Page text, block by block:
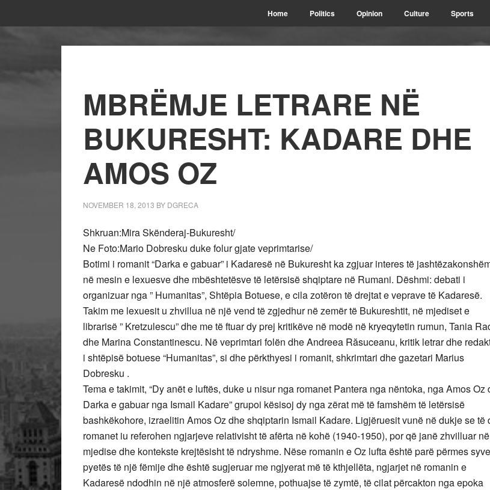
Home Politics Opinion Culture Sports
MBRËMJE LETRARE NË
BUKURESHT: KADARE DHE
AMOS OZ
NOVEMBER 18, 2013 BY DGRECA
Shkruan:Mira Skënderaj-Bukuresht/
Ne Foto:Mario Dobresku duke folur gjate veprimtarise/
Botimi i romanit “Darka e gabuar” i Kadaresë në Bukuresht ka zgjuar interes të
në mesin e lexuesve dhe mbështetësve të letërsisë shqiptare në Rumani. Dëshmi: debati i
organizuar nga ” Humanitas”, Shtëpia Botuese, e cila zotëron të drejtat e veprave të Kadaresë.
Takim me lexuesit u zhvillua në një vend të zgjedhur në zemër të Bukureshtit, në mjediset e
librarisë ” Kretzulescu” dhe me të ftuar dy prej kritikëve në modë në kryeqytetin rumun, Tania
dhe Marina Constantinescu. Në veprimtari folën dhe Andreea Răsuceanu, kritik letrar dhe
i shtëpisë botuese “Humanitas”, si dhe përkthyesi i romanit, shkrimtari dhe gazetari Marius
Dobresku .
Tema e takimit, “Dy anët e luftës, duke u nisur nga romanet Pantera nga nëntoka, nga Amos Oz
Darka e gabuar nga Ismail Kadare” grupoi kësisoj dy nga zërat më të famshëm të letërsisë
bashkëkohore, izraelitin Amos Oz dhe shqiptarin Ismail Kadare. Ligjëruesit vunë në dukje se të
romanet iu referohen ngjarjeve relativisht të afërta në kohë (1940-1950), por që janë zhvilluar në
mjedise dhe kontekste krejtësisht të ndryshme. Nëse romanin e Oz lufta është parë përmes syve
pyetës të një fëmije dhe është sugjeruar me ngjyerat më të kthjellëta, ngjarjet në romanin e
Kadaresë ndodhin në një atmosferë solemne, pothuajse të zymtë, të cilat përcakton nga epoka